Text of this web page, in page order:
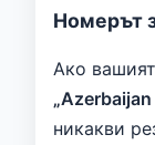
Номерът
Ако вашият
никакви